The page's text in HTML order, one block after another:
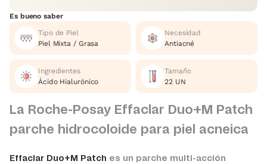
Es bueno saber
Tipo de Piel
Piel Mixta / Grasa
Necesidad
Antiacné
Ingredientes
Ácido Hialurónico
Tamaño
22 UN
La Roche-Posay Effaclar Duo+M Patch
parche hidrocoloide para piel acneica
Effaclar Duo+M Patch es un parche multi-acción